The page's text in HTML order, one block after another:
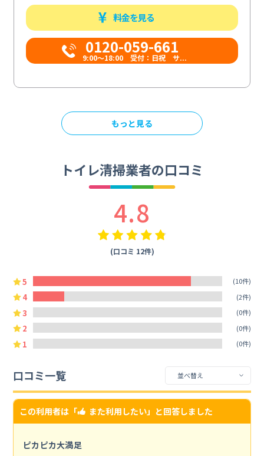
料金を見る
0120-059-661
9:00〜18:00 受付：日祝 サ...
もっと見る
トイレ清掃業者の口コミ
4.8
(口コミ 12件)
5 (10件)
4 (2件)
3 (0件)
2 (0件)
1 (0件)
口コミ一覧
この利用者は「 また利用したい」と回答しました
ピカピカ大満足